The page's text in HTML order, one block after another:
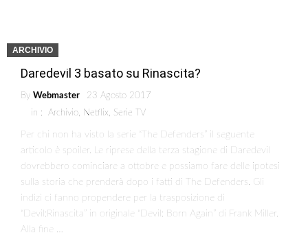
ARCHIVIO
Daredevil 3 basato su Rinascita?
By Webmaster
23 Agosto 2017
in : Archivio, Netflix, Serie TV
Per chi non ha visto la serie “The Defenders” il seguente
articolo è spoiler. Le riprese della terza stagione di Daredevil
dovrebbero cominciare a ottobre e possiamo fare delle ipotesi
sulla storia che prenderà dopo i fatti di The Defenders. Gli
indizi ci fanno propendere per la trasposizione di
“Devil:Rinascita” in originale “Devil: Born Again” di Frank Miller.
Alla fine …